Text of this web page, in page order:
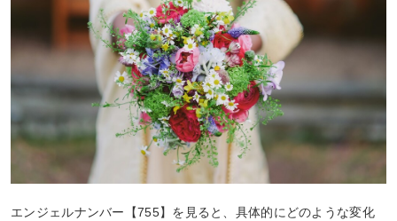
エンジェルナンバー【755】を見ると、具体的にどのような変化